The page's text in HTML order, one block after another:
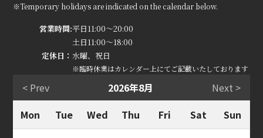
※Temporary holidays are indicated on the calendar below.
営業時間:平日11:00～20:00
土日11:00～18:00
定休日：水曜、祝日
※臨時休業はカレンダー上にてご記載いたしております
< Prev 2026年8月
Next >
Mon
Tue Wed Thu Fri Sat Sun